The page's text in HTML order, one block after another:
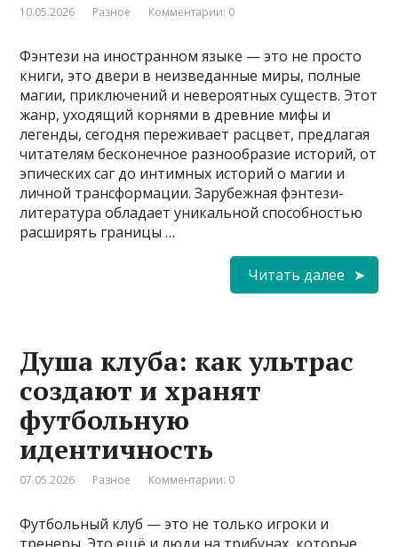
10.05.2026 Разное Комментарии: 0
Фэнтези на иностранном языке — это не просто
книги, это двери в неизведанные миры, полные
магии, приключений и невероятных существ. Этот
жанр, уходящий корнями в древние мифы и
легенды, сегодня переживает расцвет, предлагая
читателям бесконечное разнообразие историй, от
эпических саг до интимных историй о магии и
личной трансформации. Зарубежная фэнтези-
литература обладает уникальной способностью
расширять границы …
Читать далее
Душа клуба: как ультрас
создают и хранят
футбольную
идентичность
07.05.2026 Разное Комментарии: 0
Футбольный клуб — это не только игроки и